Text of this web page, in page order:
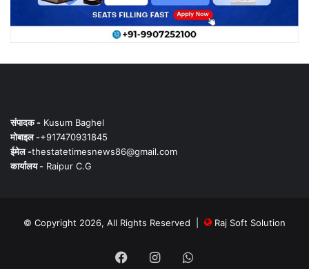
संपादक - Kusum Baghel
मोबाइल -+917470931845
ईमेल -thestatetimesnews86@gmail.com
कार्यालय - Raipur C.G
© Copyright 2026, All Rights Reserved | Raj Soft Solution
FacebookInstagramWhatsApp